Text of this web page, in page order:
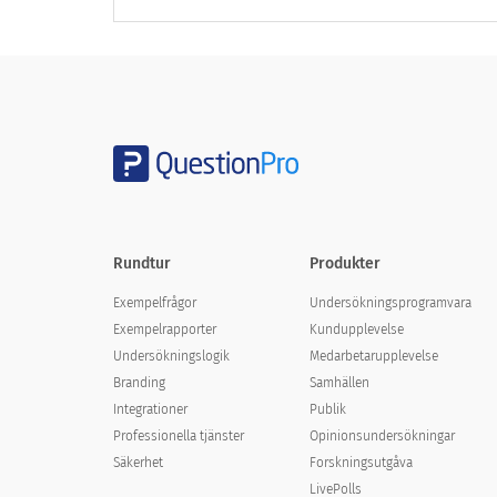
Hur bekant är du med organisationens
Rundtur
Exempelfrågor
Exempelrapporter
Undersökningslogik
Branding
Integrationer
Professionella tjänster
Säkerhet
Produkter
Undersökningsprogramvara
Kundupplevelse
Medarbetarupplevelse
Samhällen
Publik
Opinionsundersökningar
Forskningsutgåva
LivePolls